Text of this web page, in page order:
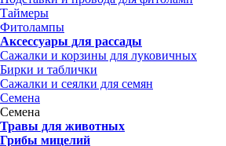
Таймеры
Фитолампы
Аксессуары для рассады
Сажалки и корзины для луковичных
Бирки и таблички
Сажалки и сеялки для семян
Семена
Семена
Травы для животных
Грибы мицелий